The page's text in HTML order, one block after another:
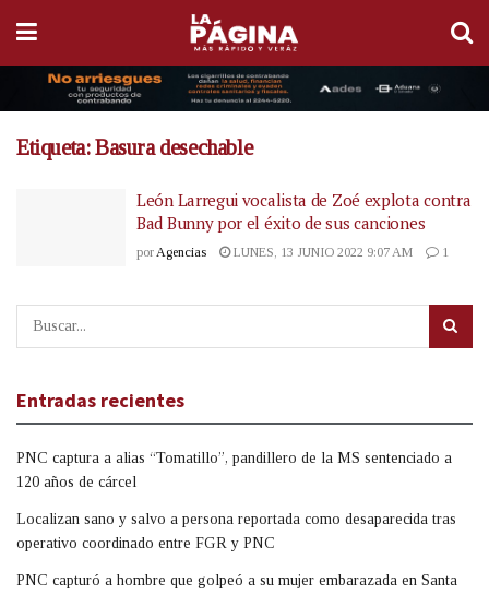
Etiqueta:Basura desechable
León Larregui vocalista de Zoé explota contra
Bad Bunny por el éxito de sus canciones
por Agencias LUNES, 13 JUNIO 2022 9:07 AM 1
Entradas recientes
PNC captura a alias “Tomatillo”, pandillero de la MS sentenciado a
120 años de cárcel
Localizan sano y salvo a persona reportada como desaparecida tras
operativo coordinado entre FGR y PNC
PNC capturó a hombre que golpeó a su mujer embarazada en Santa